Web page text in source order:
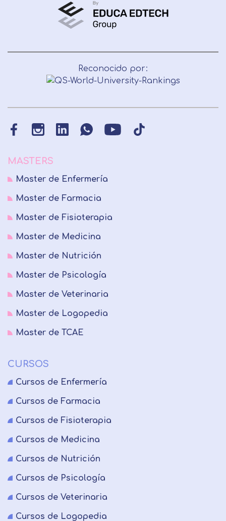
Reconocido por:
MASTERS
Master de Enfermería
Master de Farmacia
Master de Fisioterapia
Master de Medicina
Master de Nutrición
Master de Psicología
Master de Veterinaria
Master de Logopedia
Master de TCAE
CURSOS
Cursos de Enfermería
Cursos de Farmacia
Cursos de Fisioterapia
Cursos de Medicina
Cursos de Nutrición
Cursos de Psicología
Cursos de Veterinaria
Cursos de Logopedia